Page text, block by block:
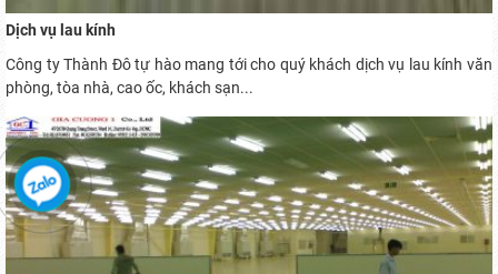
Dịch vụ lau kính
Công ty Thành Đô tự hào mang tới cho quý khách dịch vụ lau kính văn
phòng, tòa nhà, cao ốc, khách sạn...